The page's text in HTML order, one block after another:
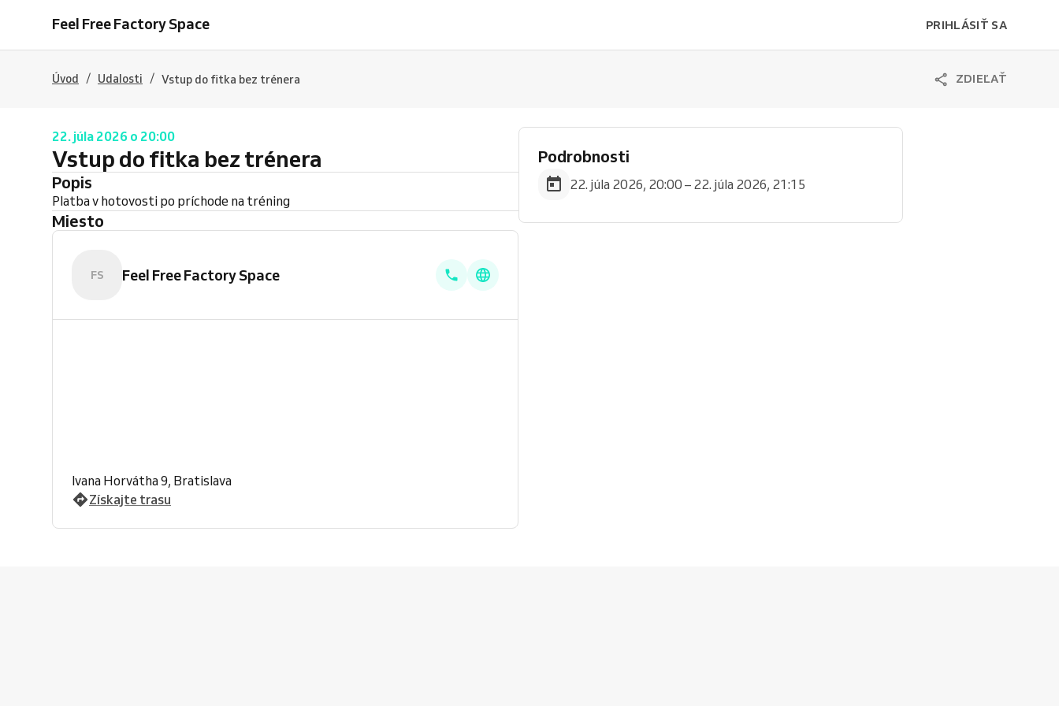
Feel Free Factory Space PRIHLÁSIŤ SA
Úvod / Udalosti / Vstup do fitka bez trénera ZDIEĽAŤ
22. júla 2026 o 20:00
Vstup do fitka bez trénera
Popis
Platba v hotovosti po príchode na tréning
Miesto
FS Feel Free Factory Space
Ivana Horvátha 9, Bratislava
Získajte trasu
Podrobnosti
22. júla 2026, 20:00 – 22. júla 2026, 21:15